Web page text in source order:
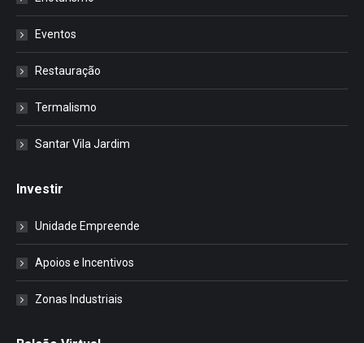
Eventos
Restauração
Termalismo
Santar Vila Jardim
Investir
Unidade Empreende
Apoios e Incentivos
Zonas Industriais